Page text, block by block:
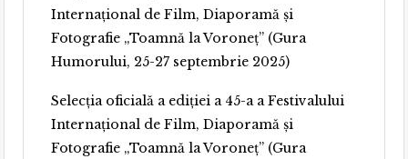
Internațional de Film, Diaporamă și
Fotografie „Toamnă la Voroneț” (Gura
Humorului, 25-27 septembrie 2025)
Selecția oficială a ediției a 45-a a Festivalului
Internațional de Film, Diaporamă și
Fotografie „Toamnă la Voroneț” (Gura